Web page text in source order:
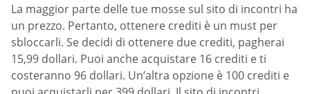
La maggior parte delle tue mosse sul sito di incontri ha
un prezzo. Pertanto, ottenere crediti è un must per
sbloccarli. Se decidi di ottenere due crediti, pagherai
15,99 dollari. Puoi anche acquistare 16 crediti e ti
costeranno 96 dollari. Un’altra opzione è 100 crediti e